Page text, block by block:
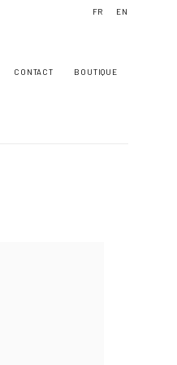
CONTACT BOUTIQUE
FR EN